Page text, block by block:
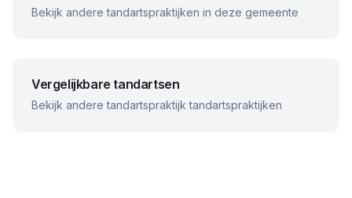
Bekijk andere tandartspraktijken in deze gemeente
Vergelijkbare tandartsen
Bekijk anderetandartspraktijk tandartspraktijken